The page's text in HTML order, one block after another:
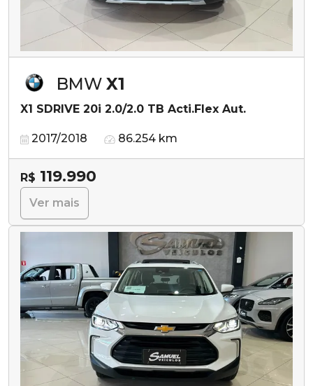
BMW X1
X1 SDRIVE 20i 2.0/2.0 TB Acti.Flex Aut.
2017/2018 86.254 km
R$ 119.990
Ver mais